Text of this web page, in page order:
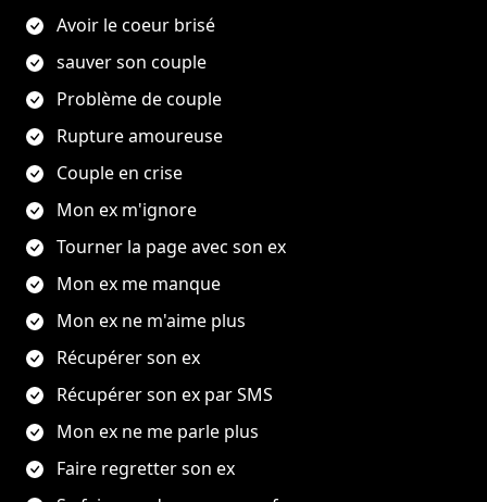
Avoir le coeur brisé
sauver son couple
Problème de couple
Rupture amoureuse
Couple en crise
Mon ex m'ignore
Tourner la page avec son ex
Mon ex me manque
Mon ex ne m'aime plus
Récupérer son ex
Récupérer son ex par SMS
Mon ex ne me parle plus
Faire regretter son ex